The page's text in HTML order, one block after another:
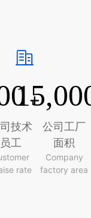
+
技术
员工
rate
公司工厂
面积
Company
factory area